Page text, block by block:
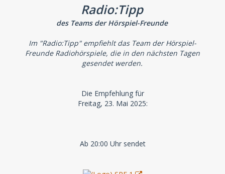
Radio:Tipp
des Teams der Hörspiel-Freunde
Im "Radio:Tipp" empfiehlt das Team der Hörspiel-
Freunde Radiohörspiele, die in den nächsten Tagen
gesendet werden.
Die Empfehlung für
Freitag, 23. Mai 2025:
Ab 20:00 Uhr sendet